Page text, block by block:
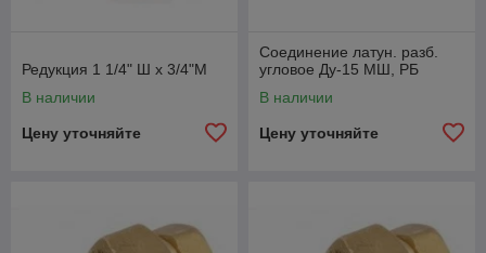
Редукция 1 1/4" Ш х 3/4"М
В наличии
Цену уточняйте
Соединение латун. разб.
угловое Ду-15 МШ, РБ
В наличии
Цену уточняйте